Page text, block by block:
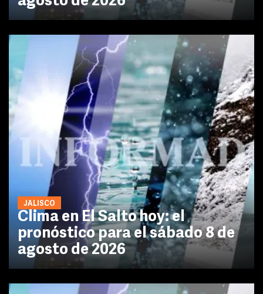
JALISCO
Clima en El Salto hoy: el
pronóstico para el sábado 8 de
agosto de 2026